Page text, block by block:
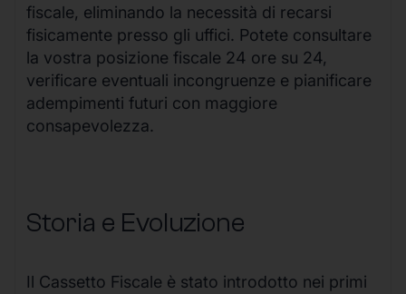
fiscale, eliminando la necessità di recarsi
fisicamente presso gli uffici. Potete consultare
la vostra posizione fiscale 24 ore su 24,
verificare eventuali incongruenze e pianificare
adempimenti futuri con maggiore
consapevolezza.
Storia e Evoluzione
Il Cassetto Fiscale è stato introdotto nei primi